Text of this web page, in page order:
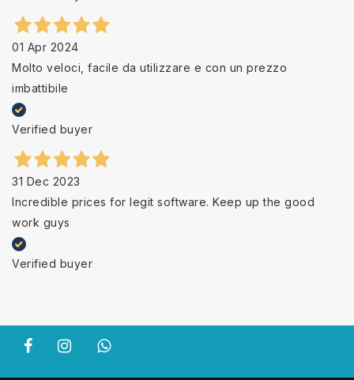
01 Apr 2024
Molto veloci, facile da utilizzare e con un prezzo
imbattibile
Verified buyer
31 Dec 2023
Incredible prices for legit software. Keep up the good
work guys
Verified buyer